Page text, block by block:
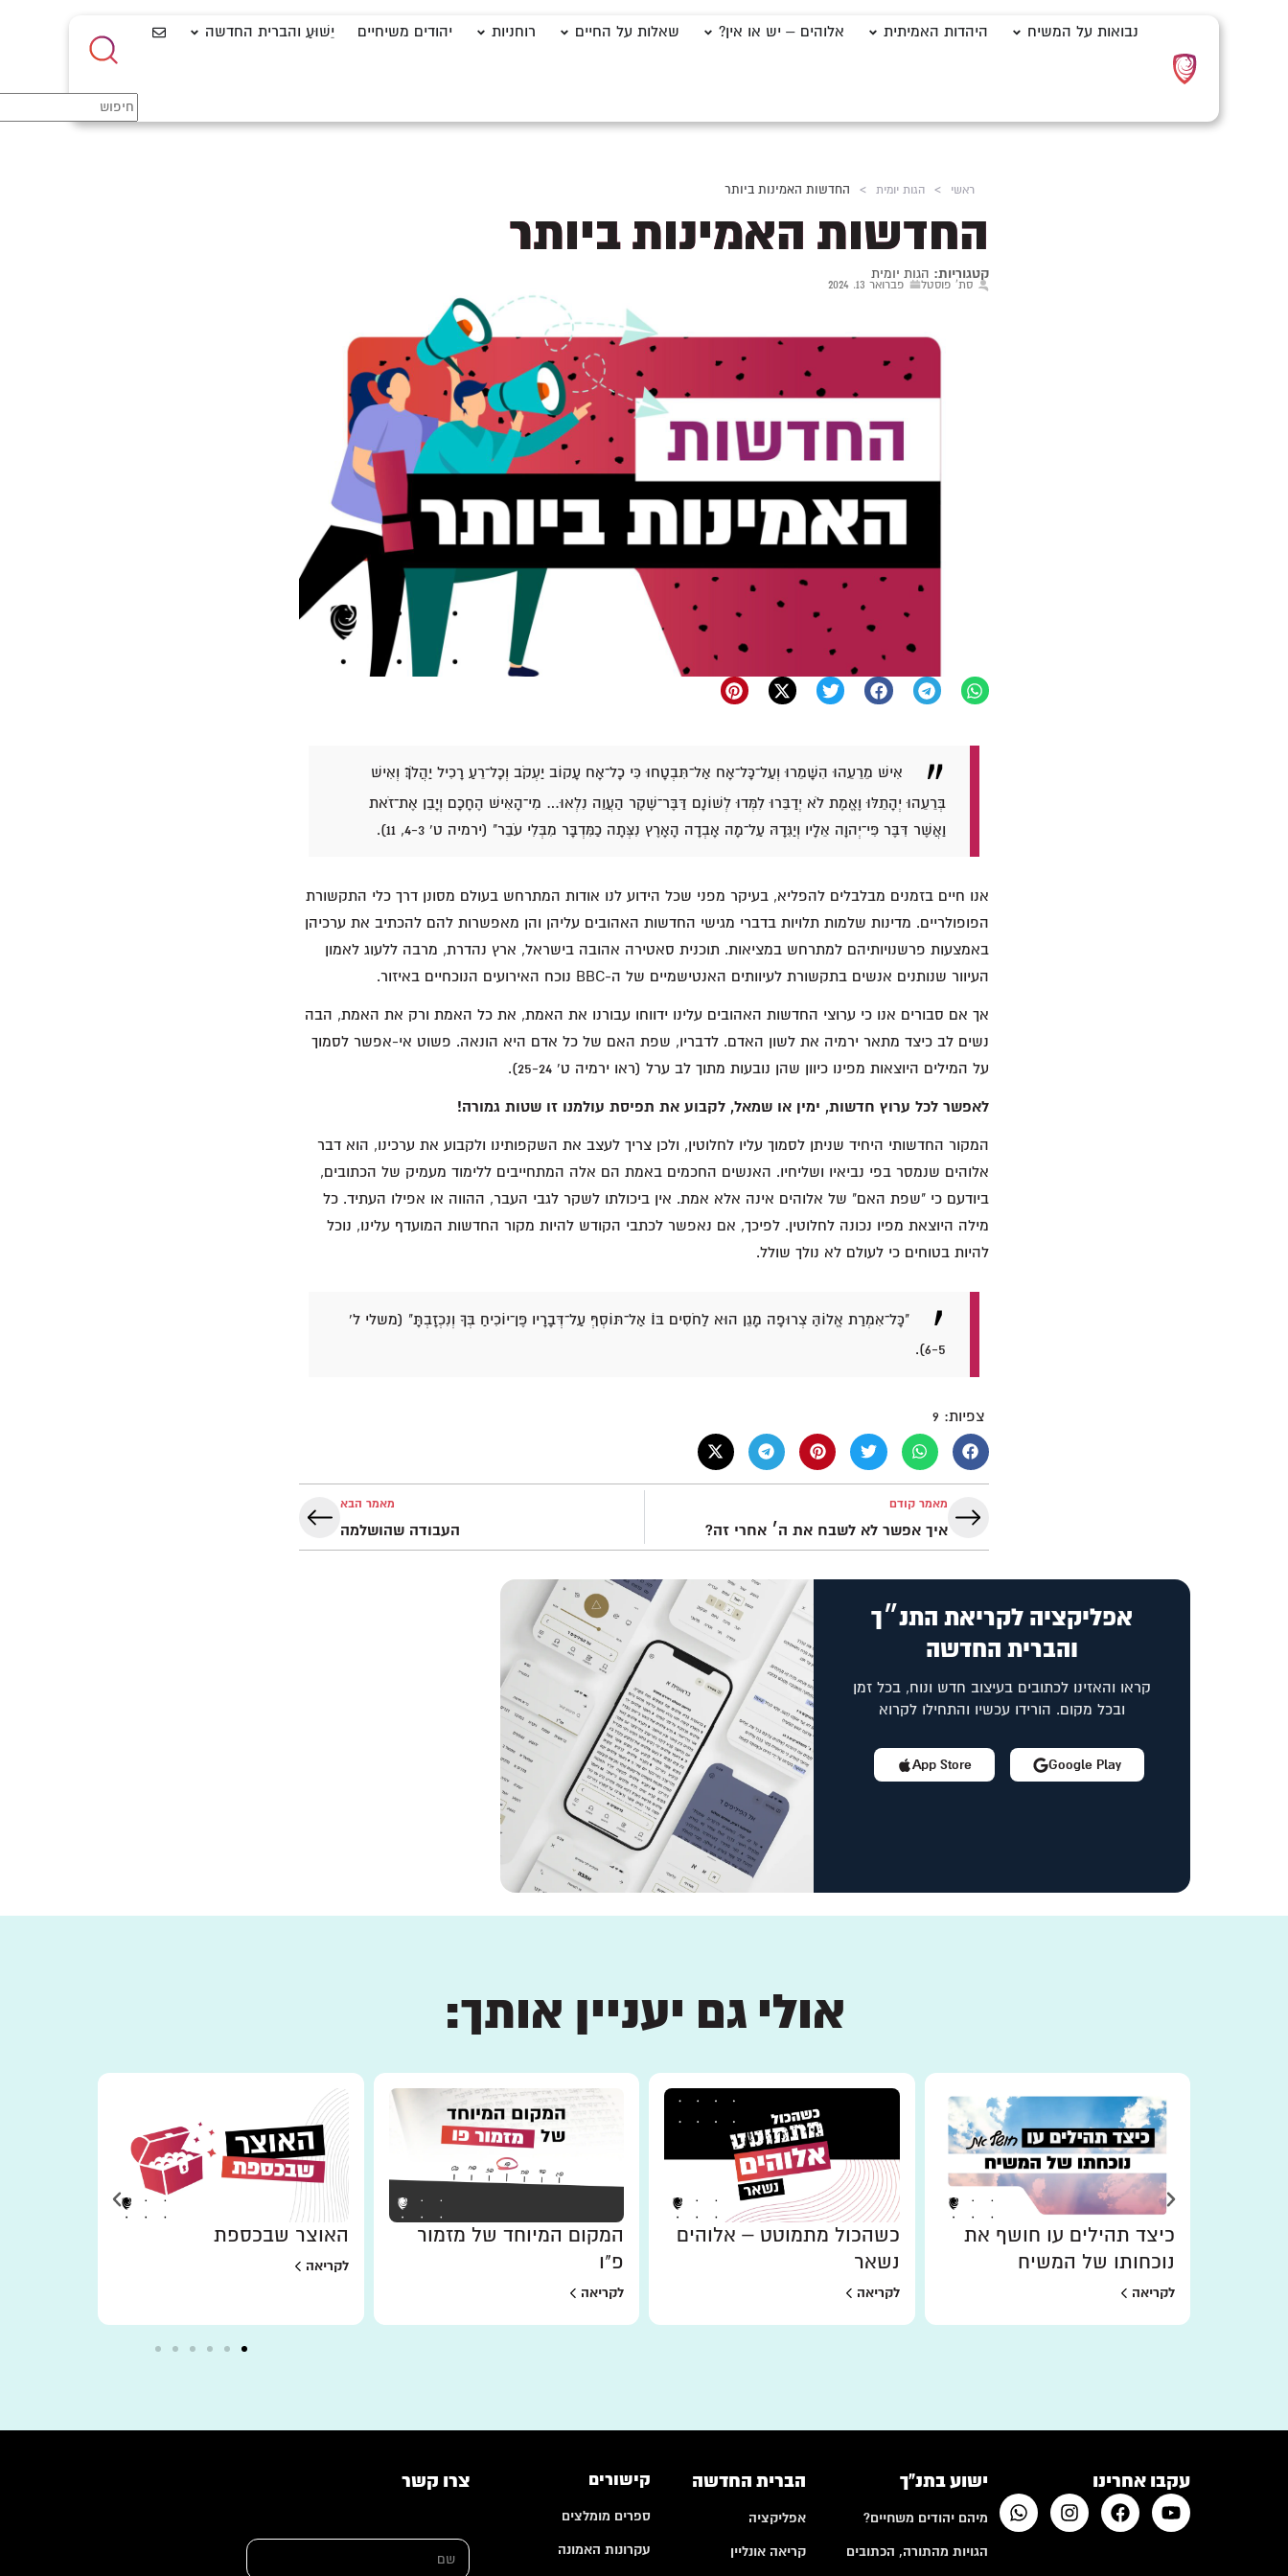
נבואות על המשיח היהדות האמיתית אלוהים – יש או אין? שאלות על החיים רוחניות יהודים משיחיים יֵשׁוּעַ והברית החדשה
ראשי > הגות יומית > החדשות האמינות ביותר
החדשות האמינות ביותר
קטגוריות: הגות יומית
סת' פוסטל פברואר 13, 2024
אִישׁ מֵרֵעֵהוּ הִשָּׁמֵרוּ וְעַל־כָּל־אָח אַל־תִּבְטָחוּ כִּי כָל־אָח עָקוֹב יַעְקֹב וְכָל־רֵעַ רָכִיל יַהֲלֹךְ׃ וְאִישׁ
בְּרֵעֵהוּ יְהָתֵלּוּ וֶאֱמֶת לֹא יְדַבֵּרוּ לִמְּדוּ לְשׁוֹנָם דַּבֶּר־שֶׁקֶר הַעֲוֵה נִלְאוּ… מִי־הָאִישׁ הֶחָכָם וְיָבֵן אֶת־זֹאת
וַאֲשֶׁר דִּבֶּר פִּי־יְהוָה אֵלָיו וְיַגִּדָהּ עַל־מָה אָבְדָה הָאָרֶץ נִצְּתָה כַמִּדְבָּר מִבְּלִי עֹבֵר" (ירמיה ט' 4-3, 11).
אנו חיים בזמנים מבלבלים להפליא, בעיקר מפני שכל הידוע לנו אודות המתרחש בעולם מסונן דרך כלי התקשורת
הפופולריים. מדינות שלמות תלויות בדברי מגישי החדשות האהובים עליהן והן מאפשרות להם להכתיב את ערכיהן
באמצעות פרשנויותיהם למתרחש במציאות. תוכנית סאטירה אהובה בישראל, ארץ נהדרת, מרבה ללעוג לאמון
העיוור שנותנים אנשים בתקשורת לעיוותים האנטישמיים של ה-BBC נוכח האירועים הנוכחיים באיזור.
אך אם סבורים אנו כי ערוצי החדשות האהובים עלינו ידווחו עבורנו את האמת, את כל האמת ורק את האמת, הבה
נשים לב כיצד מתאר ירמיה את לשון האדם. לדבריו, שפת האם של כל אדם היא הונאה. פשוט אי-אפשר לסמוך
על המילים היוצאות מפינו כיוון שהן נובעות מתוך לב ערל (ראו ירמיה ט' 25-24).
לאפשר לכל ערוץ חדשות, ימין או שמאל, לקבוע את תפיסת עולמנו זו שטות גמורה!
המקור החדשותי היחיד שניתן לסמוך עליו לחלוטין, ולכן צריך לעצב את השקפותינו ולקבוע את ערכינו, הוא דבר
אלוהים שנמסר בפי נביאיו ושליחיו. האנשים החכמים באמת הם אלה המתחייבים ללימוד מעמיק של הכתובים,
ביודעם כי "שפת האם" של אלוהים אינה אלא אמת. אין ביכולתו לשקר לגבי העבר, ההווה או אפילו העתיד. כל
מילה היוצאת מפיו נכונה לחלוטין. לפיכך, אם נאפשר לכתבי הקודש להיות מקור החדשות המועדף עלינו, נוכל
להיות בטוחים כי לעולם לא נולך שולל.
"כָּל־אִמְרַת אֱלוֹהַּ צְרוּפָה מָגֵן הוּא לַחֹסִים בּוֹ׃ אַל־תּוֹסְףְּ עַל־דְּבָרָיו פֶּן־יוֹכִיחַ בְּךָ וְנִכְזָבְתָּ" (משלי ל'
6-5).
צפיות: 9
מאמר קודם
איך אפשר לא לשבח את ה׳ אחרי זה?
מאמר הבא
העבודה שהושלמה
אפליקציה לקריאת התנ״ך
והברית החדשה
קראו והאזינו לכתובים בעיצוב חדש ונוח, בכל זמן
ובכל מקום. הורידו עכשיו והתחילו לקרוא
App Store Google Play
אולי גם יעניין אותך:
כיצד תהילים עו חושף את
נוכחותו של המשיח
לקריאה
כשהכול מתמוטט – אלוהים
נשאר
לקריאה
המקום המיוחד של מזמור
פ"ו
לקריאה
האוצר שבכספת
לקריאה
עקבו אחרינו ישוע בתנ"ך
מיהם יהודים משחיים?
הגויות מהתורה, הכתובים
הברית החדשה
אפליקציה
קריאה אונליין
קישורים
ספרים מומלצים
עקרונות האמונה
צרו קשר
ע
ר
ש